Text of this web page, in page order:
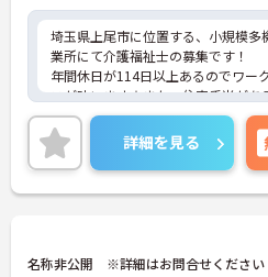
埼玉県上尾市に位置する、小規模多
業所にて介護福祉士の募集です！
年間休日が114日以上あるのでワー
スが叶います☆また、住宅手当があ
負担を軽減し、安心して長く勤務し
◎
ご興味のある方には、面接対策ポイ
に詳細をお話しいたしますのでお気
さい！
詳細を見る
名称非公開 ※詳細はお問合せください